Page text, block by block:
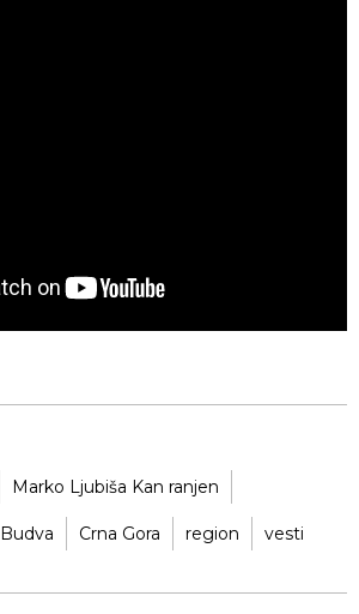
Marko Ljubiša Kan ranjen
Budva Crna Gora region vesti